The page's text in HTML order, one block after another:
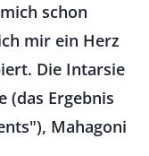
schon
mir ein Herz
Die Intarsie
(das Ergebnis
Mahagoni